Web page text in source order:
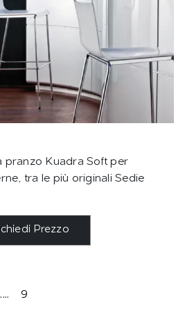
pranzo Kuadra Soft per
tra le più originali Sedie
Prezzo
.... 9